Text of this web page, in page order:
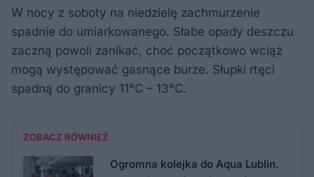
W nocy z soboty na niedzielę zachmurzenie
spadnie do umiarkowanego. Słabe opady deszczu
zaczną powoli zanikać, choć początkowo wciąż
mogą występować gasnące burze. Słupki rtęci
spadną do granicy 11°C – 13°C.
ZOBACZ RÓWNIEŻ
Ogromna kolejka do Aqua Lublin.